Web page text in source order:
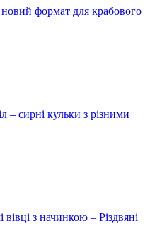
формат для крабового
– сирні кульки з різними
з начинкою – Різдвяні